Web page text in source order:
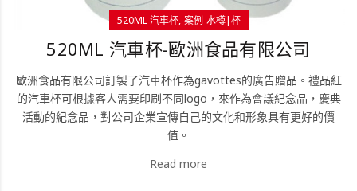
520ML 汽車杯 案例-水樽|杯
520ML 汽車杯-歐洲食品有限公司
歐洲食品有限公司訂製了汽車杯作為gavottes的廣告贈品。禮品紅
的汽車杯可根據客人需要印刷不同logo，來作為會議紀念品，慶典
活動的紀念品，對公司企業宣傳自己的文化和形象具有更好的價
值。
Read more